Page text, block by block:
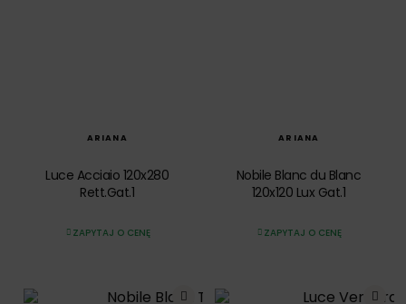
ARIANA
Luce Acciaio 120x280
Rett.Gat.1
ZAPYTAJ O CENĘ
ARIANA
Nobile Blanc du Blanc
120x120 Lux Gat.1
ZAPYTAJ O CENĘ